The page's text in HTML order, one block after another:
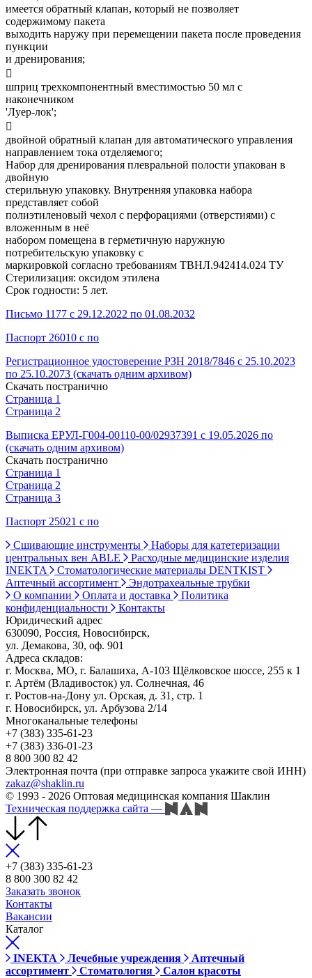
имеется обратный клапан, который не позволяет
содержимому пакета
выходить наружу при перемещении пакета после проведения
пункции
и дренирования;

шприц трехкомпонентный вместимостью 50 мл с
наконечником
'Луер-лок';

двойной обратный клапан для автоматического управления
направлением тока отделяемого;
Набор для дренирования плевральной полости упакован в
двойную
стерильную упаковку. Внутренняя упаковка набора
представляет собой
полиэтиленовый чехол с перфорациями (отверстиями) с
вложенным в неё
набором помещена в герметичную наружную
потребительскую упаковку с
маркировкой согласно требованиям ТВНЛ.942414.024 ТУ
Стерилизация: оксидом этилена
Срок годности: 5 лет.
Письмо 1177 с 29.12.2022 по 01.08.2032
Паспорт 26010 с по
Регистрационное удостоверение РЗН 2018/7846 с 25.10.2023
по 25.10.2073 (скачать одним архивом)
Скачать постранично
Страница 1
Страница 2
Выписка ЕРУЛ-Г004-00110-00/02937391 с 19.05.2026 по
(скачать одним архивом)
Скачать постранично
Страница 1
Страница 2
Страница 3
Паспорт 25021 с по
Сшивающие инструменты
Наборы для катетеризации
центральных вен ABLE
Расходные медицинские изделия
INEKTA
Стоматологические материалы DENTKIST
Аптечный ассортимент
Эндотрахеальные трубки
О компании
Оплата и доставка
Политика
конфиденциальности
Контакты
Юридический адрес
630090, Россия, Новосибирск,
ул. Демакова, 30, оф. 901
Адреса складов:
г. Москва, МО, г. Балашиха, А-103 Щёлковское шоссе, 255 к 1
г. Артём (Владивосток) ул. Солнечная, 46
г. Ростов-на-Дону ул. Орская, д. 31, стр. 1
г. Новосибирск, ул. Арбузова 2/14
Многоканальные телефоны
+7 (383) 335-61-23
+7 (383) 336-01-23
8 800 300 82 42
Электронная почта (при отправке запроса укажите свой ИНН)
zakaz@shaklin.ru
© 1993 - 2026 Оптовая медицинская компания Шаклин
Техническая поддержка сайта —
+7 (383) 335-61-23
8 800 300 82 42
Заказать звонок
Контакты
Вакансии
Каталог
INEKTA Лечебные учреждения
Аптечный
ассортимент
Стоматология Салон красоты